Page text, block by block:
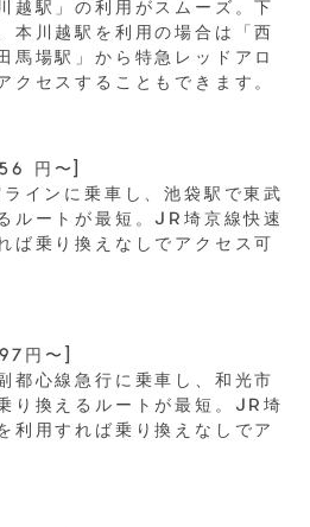
越駅」の利用がスムーズ。下
本川越駅を利用の場合は「西
馬場駅」から特急レッドアロ
クセスすることもできます。
円〜]
インに乗車し、池袋駅で東武
ルートが最短。JR埼京線快速
ば乗り換えなしでアクセス可
円〜]
都心線急行に乗車し、和光市
り換えるルートが最短。JR埼
利用すれば乗り換えなしでア